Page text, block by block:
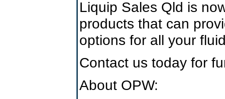
Liquip Sales Qld is
products that can
options for all your
Contact us today for
About OPW: